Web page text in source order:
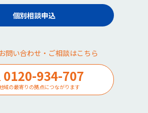
個別相談申込
問い合わせ・ご相談はこちら
0120-934-707
域の最寄りの拠点につながります